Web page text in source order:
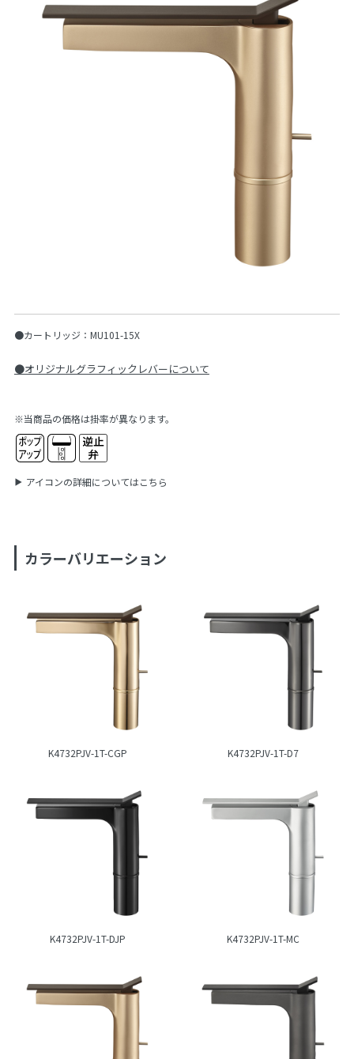
●カートリッジ：MU101-15X
●オリジナルグラフィックレバーについて
※当商品の価格は掛率が異なります。
アイコンの詳細についてはこちら
カラーバリエーション
K4732PJV-1T-CGP K4732PJV-1T-D7
K4732PJV-1T-DJP K4732PJV-1T-MC